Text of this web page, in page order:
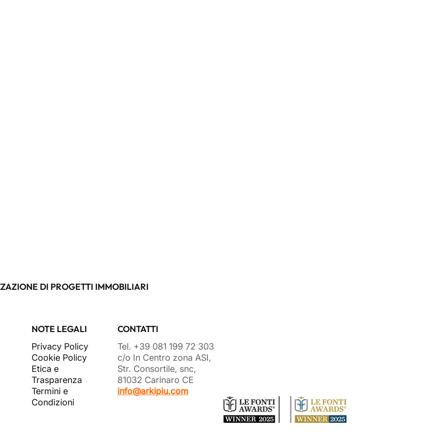
DI PROGETTI IMMOBILIARI
NOTE LEGALI
Privacy Policy
Cookie Policy
Etica e
Trasparenza
Termini e
Condizioni
CONTATTI
Tel. +39 081 199 72 303
c/o In Centro zona ASI,
Str. Consortile, snc,
81032 Carinaro CE
info@arkipiu.com